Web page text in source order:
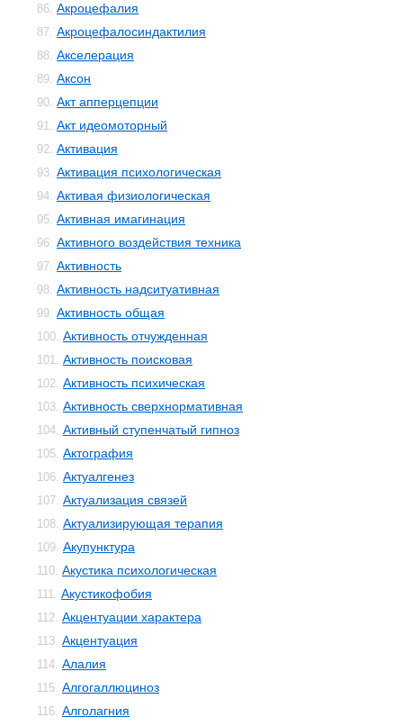
86. Акроцефалия
87. Акроцефалосиндактилия
88. Акселерация
89. Аксон
90. Акт апперцепции
91. Акт идеомоторный
92. Активация
93. Активация психологическая
94. Активая физиологическая
95. Активная имагинация
96. Активного воздействия техника
97. Активность
98. Активность надситуативная
99. Активность общая
100. Активность отчужденная
101. Активность поисковая
102. Активность психическая
103. Активность сверхнормативная
104. Активный ступенчатый гипноз
105. Актография
106. Актуалгенез
107. Актуализация связей
108. Актуализирующая терапия
109. Акупунктура
110. Акустика психологическая
111. Акустикофобия
112. Акцентуации характера
113. Акцентуация
114. Алалия
115. Алгогаллюциноз
116. Алголагния